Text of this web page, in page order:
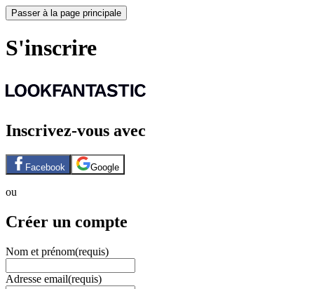
Passer à la page principale
S'inscrire
Inscrivez-vous avec
Facebook Google
ou
Créer un compte
Nom et prénom(requis)
Adresse email(requis)